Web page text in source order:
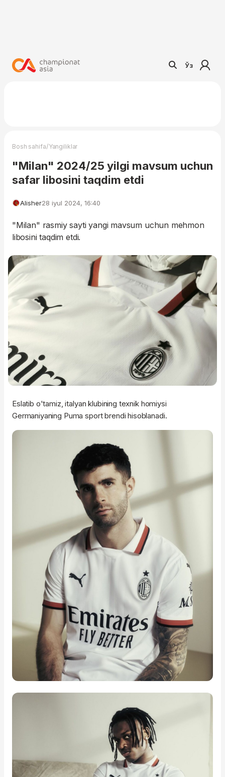
Ўз
Bosh sahifa/Yangiliklar
"Milan" 2024/25 yilgi mavsum uchun
safar libosini taqdim etdi
Alisher28 iyul 2024, 16:40
"Milan" rasmiy sayti yangi mavsum uchun mehmon
libosini taqdim etdi.
Eslatib o'tamiz, italyan klubining texnik homiysi
Germaniyaning Puma sport brendi hisoblanadi.